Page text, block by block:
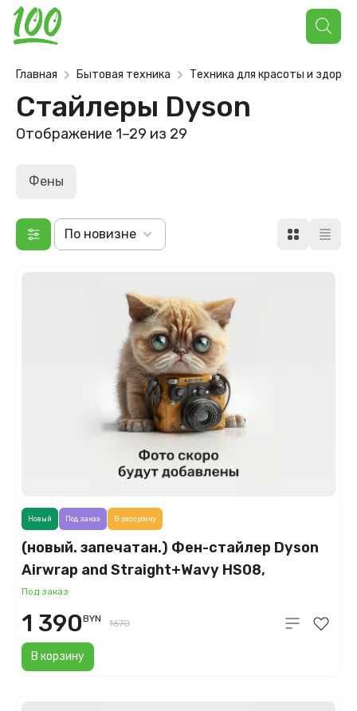
Поиск
товаров
Главная Бытовая техника Техника для красоты и
Стайлеры Dyson
Отображение 1–29 из 29
Фены
По новизне
(новый. запечатан.) Фен-стайлер Dyson
Airwrap and Straight+Wavy HS08,
клубнично-бронзовый/розовый румянец
(Strawberry Bronze/Blush Pink)
Под заказ
В корзину
Новый Под заказ В рассрочку
1 390BYN 1670